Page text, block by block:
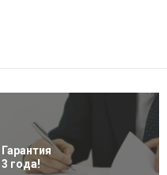
Гарантия
3 года!